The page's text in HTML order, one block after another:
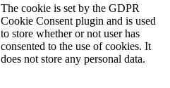
The cookie is set by the GDPR
Cookie Consent plugin and is used
to store whether or not user has
consented to the use of cookies. It
does not store any personal data.